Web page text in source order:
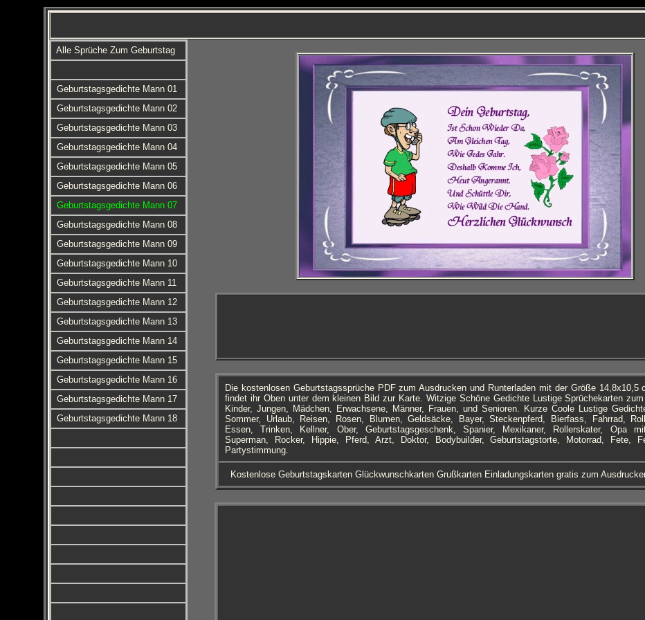
Alle Sprüche Zum Geburtstag
Geburtstagsgedichte Mann 01
Geburtstagsgedichte Mann 02
Geburtstagsgedichte Mann 03
Geburtstagsgedichte Mann 04
Geburtstagsgedichte Mann 05
Geburtstagsgedichte Mann 06
Geburtstagsgedichte Mann 07
Geburtstagsgedichte Mann 08
Geburtstagsgedichte Mann 09
Geburtstagsgedichte Mann 10
Geburtstagsgedichte Mann 11
Geburtstagsgedichte Mann 12
Geburtstagsgedichte Mann 13
Geburtstagsgedichte Mann 14
Geburtstagsgedichte Mann 15
Geburtstagsgedichte Mann 16
Geburtstagsgedichte Mann 17
Geburtstagsgedichte Mann 18
Die kostenlosen Geburtstagssprüche PDF zum Ausdrucken und Runterladen mit der Größe 14,8x10,5
findet ihr Oben unter dem kleinen Bild zur Karte. Witzige Schöne Gedichte Lustige Sprüchekarten
Kinder, Jungen, Mädchen, Erwachsene, Männer, Frauen, und Senioren. Kurze Coole Lustige
Sommer, Urlaub, Reisen, Rosen, Blumen, Geldsäcke, Bayer, Steckenpferd, Bierfass, Fahrrad,
Essen, Trinken, Kellner, Ober, Geburtstagsgeschenk, Spanier, Mexikaner, Rollerskater, Opa
Superman, Rocker, Hippie, Pferd, Arzt, Doktor, Bodybuilder, Geburtstagstorte, Motorrad, Fete,
Partystimmung.
Kostenlose Geburtstagskarten Glückwunschkarten Grußkarten Einladungskarten gratis zum